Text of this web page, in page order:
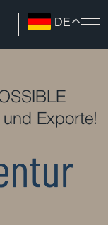
DE
und Exporte!